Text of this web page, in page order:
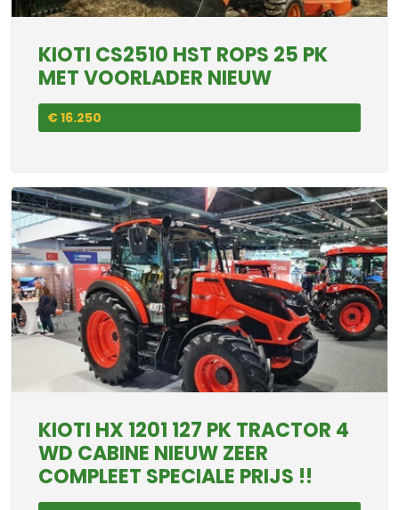
KIOTI CS2510 HST ROPS 25 PK
MET VOORLADER NIEUW
€ 16.250
KIOTI HX 1201 127 PK TRACTOR 4
WD CABINE NIEUW ZEER
COMPLEET SPECIALE PRIJS !!